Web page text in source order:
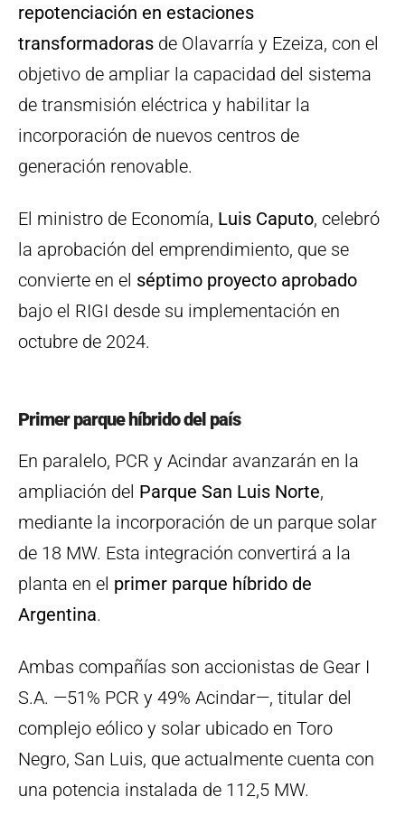
repotenciación en estaciones
transformadoras de Olavarría y Ezeiza, con el
objetivo de ampliar la capacidad del sistema
de transmisión eléctrica y habilitar la
incorporación de nuevos centros de
generación renovable.
El ministro de Economía, Luis Caputo, celebró
la aprobación del emprendimiento, que se
convierte en el séptimo proyecto aprobado
bajo el RIGI desde su implementación en
octubre de 2024.
Primer parque híbrido del país
En paralelo, PCR y Acindar avanzarán en la
ampliación del Parque San Luis Norte,
mediante la incorporación de un parque solar
de 18 MW. Esta integración convertirá a la
planta en el primer parque híbrido de
Argentina.
Ambas compañías son accionistas de Gear I
S.A. —51% PCR y 49% Acindar—, titular del
complejo eólico y solar ubicado en Toro
Negro, San Luis, que actualmente cuenta con
una potencia instalada de 112,5 MW.